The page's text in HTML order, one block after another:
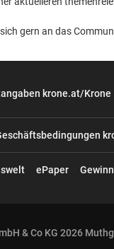
gern an das
krone.at/Krone
ePaper
& Co KG 2026